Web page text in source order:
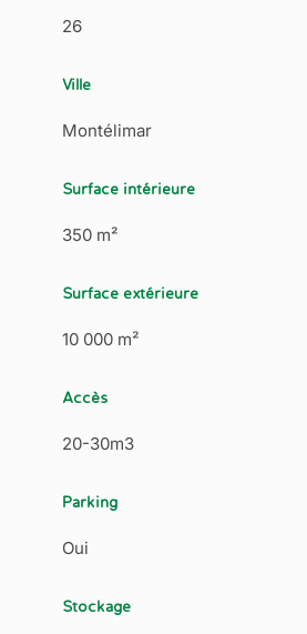
26
Ville
Montélimar
Surface intérieure
350 m²
Surface extérieure
10 000 m²
Accès
20-30m3
Parking
Oui
Stockage